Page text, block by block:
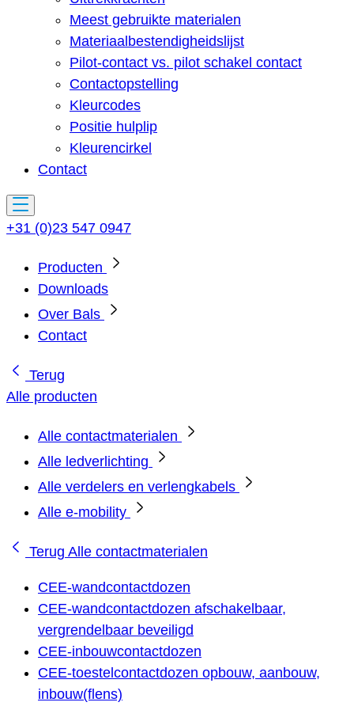
Meest gebruikte materialen
Materiaalbestendigheidslijst
Pilot-contact vs. pilot schakel contact
Contactopstelling
Kleurcodes
Positie hulplip
Kleurencirkel
Contact
+31 (0)23 547 0947
Producten
Downloads
Over Bals
Contact
Terug
Alle producten
Alle contactmaterialen
Alle ledverlichting
Alle verdelers en verlengkabels
Alle e-mobility
Terug Alle contactmaterialen
CEE-wandcontactdozen
CEE-wandcontactdozen afschakelbaar,
vergrendelbaar beveiligd
CEE-inbouwcontactdozen
CEE-toestelcontactdozen opbouw, aanbouw,
inbouw(flens)